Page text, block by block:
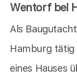
Wentorf bei
Als
Hamburg tätig
eines Hauses